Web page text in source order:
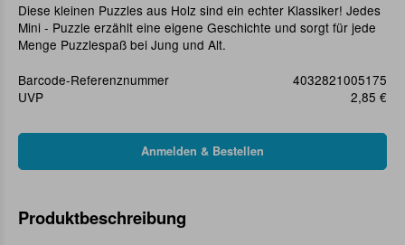
Diese kleinen Puzzles aus Holz sind ein echter Klassiker! Jedes
Mini - Puzzle erzählt eine eigene Geschichte und sorgt für jede
Menge Puzzlespaß bei Jung und Alt.
Barcode-Referenznummer
4032821005175
UVP
2,85 €
Produktbeschreibung